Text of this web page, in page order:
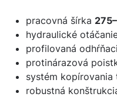
pracovná šírka
hydraulické
profilovaná
protinárazová
systém kopírovania
robustná